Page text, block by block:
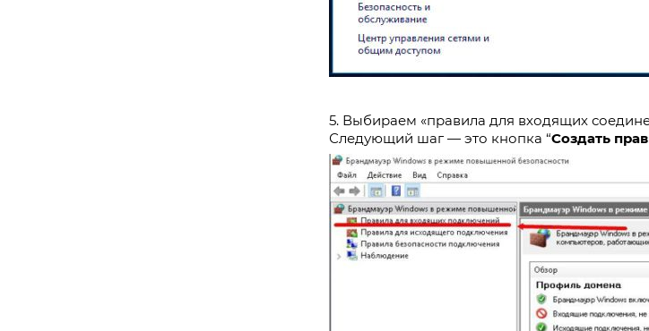
5. Выбираем «правила для входящих
Следующий шаг — это кнопка “Создать